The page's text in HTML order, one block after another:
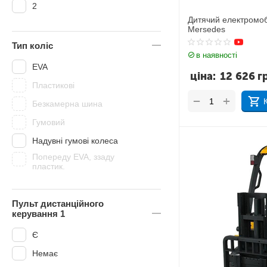
Дитячий
Mersedes
в наявності
12 626
ціна:
+
−
300W
320W
350W
360 W
400W
480W
600W
2
Тип коліс
EVA
Пластикові
Безкамерна шина
Гумовий
Надувні гумові колеса
Попереду EVA, ззаду
пластик.
Пульт дистанційного
керування 1
Є
Немає